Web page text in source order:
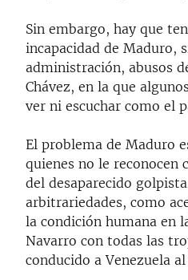
Sin embargo, hay que
incapacidad de Maduro,
administración, abusos
Chávez, en la que
ver ni escuchar como el
El problema de Maduro
quienes no le
del desaparecido
arbitrariedades, como
la condición humana en
Navarro con todas las
conducido a Venezuela